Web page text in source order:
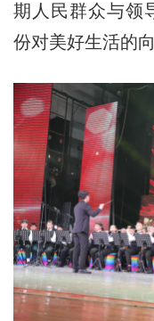
期人民群众与领
份对美好生活的